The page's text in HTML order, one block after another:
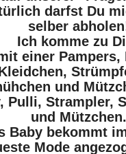
darfst Du
selber
Ich komme zu
einer Pampers,
und
Pulli, Strampler,
und Mützchen.
Baby bekommt
Mode